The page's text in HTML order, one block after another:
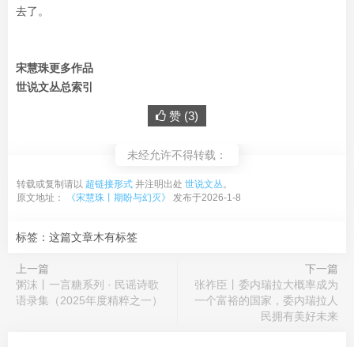
去了。
宋慧珠更多作品
世说文丛总索引
赞 (3)
未经允许不得转载：
转载或复制请以 超链接形式 并注明出处 世说文丛。
原文地址：
《宋慧珠丨期盼与幻灭》 发布于2026-1-8
标签：这篇文章木有标签
上一篇
粥沫丨一言糖系列 · 民谣诗歌
语录集（2025年度精粹之一）
下一篇
张祚臣丨委内瑞拉大概率成为
一个富裕的国家，委内瑞拉人
民拥有美好未来